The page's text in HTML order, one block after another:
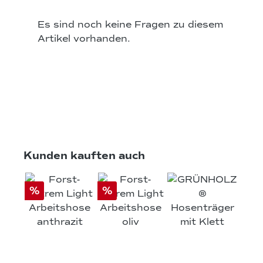
Es sind noch keine Fragen zu diesem
Artikel vorhanden.
Produktgalerie überspringen
Kunden kauften auch
% %